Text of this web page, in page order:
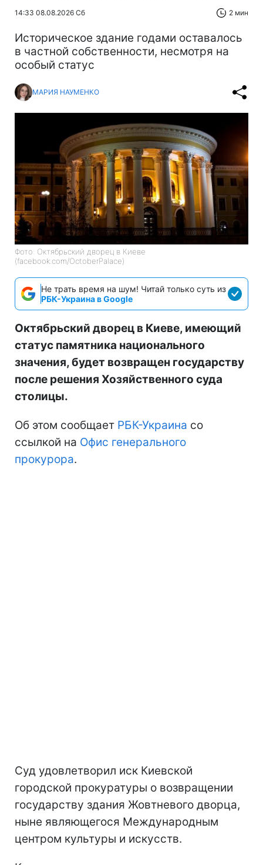
14:33 08.08.2026 Сб 2 мин
Историческое здание годами оставалось
в частной собственности, несмотря на
особый статус
МАРИЯ НАУМЕНКО
Фото: Октябрьский дворец в Киеве
(facebook.com/OctoberPalace)
Не трать время на шум! Читай только суть из
РБК-Украина в Google
Октябрьский дворец в Киеве, имеющий
статус памятника национального
значения, будет возвращен государству
после решения Хозяйственного суда
столицы.
Об этом сообщает РБК-Украина со
ссылкой на Офис генерального
прокурора.
Суд удовлетворил иск Киевской
городской прокуратуры о возвращении
государству здания Жовтневого дворца,
ныне являющегося Международным
центром культуры и искусств.